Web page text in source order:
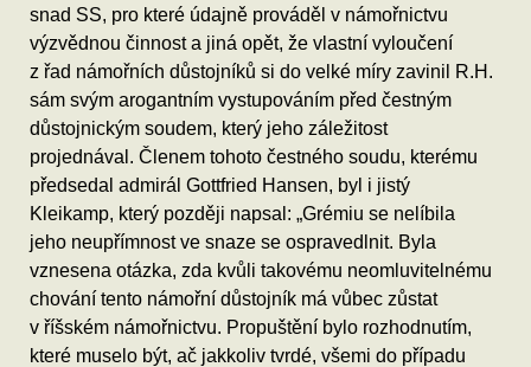
snad SS, pro které údajně prováděl v námořnictvu
výzvědnou činnost a jiná opět, že vlastní vyloučení
z řad námořních důstojníků si do velké míry zavinil R.H.
sám svým arogantním vystupováním před čestným
důstojnickým soudem, který jeho záležitost
projednával. Členem tohoto čestného soudu, kterému
předsedal admirál Gottfried Hansen, byl i jistý
Kleikamp, který později napsal: „Grémiu se nelíbila
jeho neupřímnost ve snaze se ospravedlnit. Byla
vznesena otázka, zda kvůli takovému neomluvitelnému
chování tento námořní důstojník má vůbec zůstat
v říšském námořnictvu. Propuštění bylo rozhodnutím,
které muselo být, ač jakkoliv tvrdé, všemi do případu